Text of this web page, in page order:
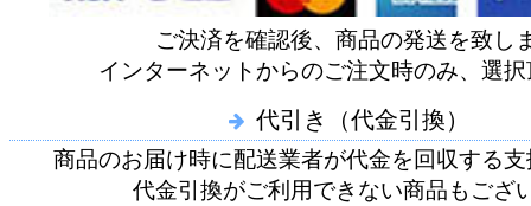
ご決済を確認後、商品の発送を致し
インターネットからのご注文時のみ、選
代引き（代金引換）
商品のお届け時に配送業者が代金を回収する
代金引換がご利用できない商品もござ